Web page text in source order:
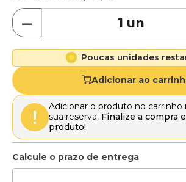
－
Poucas unidades
Adicionar ao
Adicionar o produto no carrinho
sua reserva. Finalize a compra
produto!